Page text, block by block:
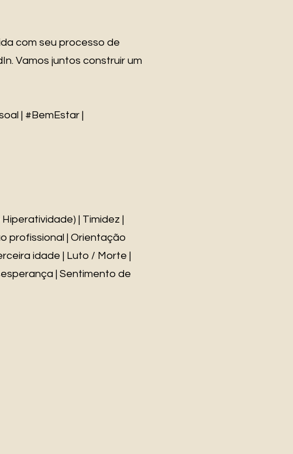
com seu processo de
Vamos juntos construir um
| #BemEstar |
| Timidez |
profissional | Orientação
idade | Luto / Morte |
| Sentimento de